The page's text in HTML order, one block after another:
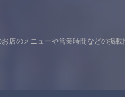
店のメニューや営業時間などの掲載